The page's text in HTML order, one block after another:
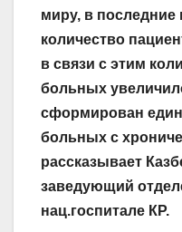
миру, в
количество
в связи с этим
больных
сформирован
больных с
рассказывает
заведующий
нац.госпитале КР.